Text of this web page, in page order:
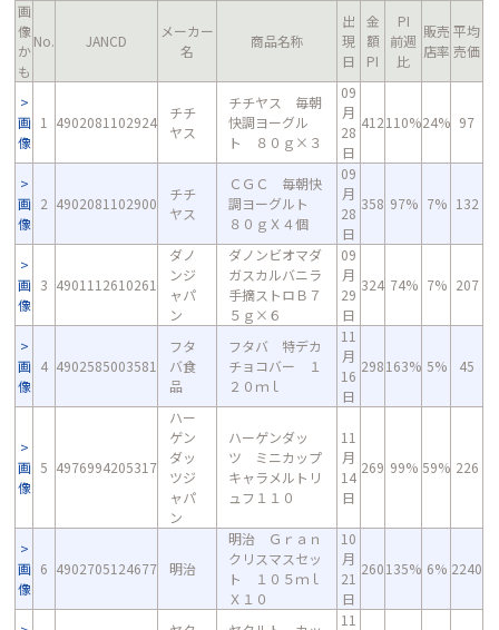
画
像
か
も
No. JANCD
メーカー
名
商品名称
出
現
日
金
額
PI
PI
前週
比
販売
店率
平均
売価
画
像
1 4902081102924
チチ
ヤス
チチヤス 毎朝
快調ヨーグル
ト ８０ｇ×３
09
月
28
日
412110%24% 97
画
像
2 4902081102900
チチ
ヤス
ＣＧＣ 毎朝快
調ヨーグルト
８０ｇＸ４個
09
月
28
日
358 97% 7% 132
画
像
3 4901112610261
ダノ
ンジ
ャパ
ン
ダノンビオマダ
ガスカルバニラ
手摘ストロＢ７
５ｇ×６
09
月
29
日
324 74% 7% 207
画
像
4 4902585003581
フタ
バ食
品
フタバ 特デカ
チョコバー １
２０ｍｌ
11
月
16
日
298163% 5% 45
画
像
5 4976994205317
ハー
ゲン
ダッ
ツジ
ャパ
ン
ハーゲンダッ
ツ ミニカップ
キャラメルトリ
ュフ１１０
11
月
14
日
269 99% 59% 226
画
像
6 4902705124677 明治
明治 Ｇｒａｎ
クリスマスセッ
ト １０５ｍｌ
Ｘ１０
10
月
21
日
260135% 6% 2240
11